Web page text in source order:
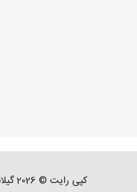
کپی رایت © 2026 گیلانو. همه حقوق محفوظ است.